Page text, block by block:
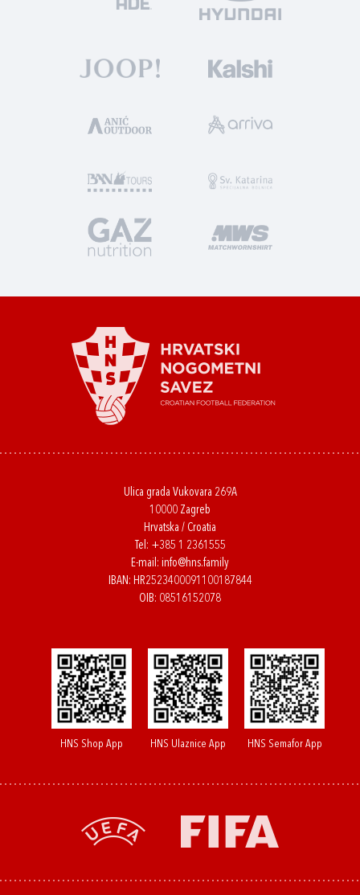
Ulica grada Vukovara 269A
10000 Zagreb
Hrvatska / Croatia
Tel: +385 1 2361555
E-mail: info@hns.family
IBAN: HR2523400091100187844
OIB: 08516152078
HNS Shop App HNS Ulaznice App HNS Semafor App